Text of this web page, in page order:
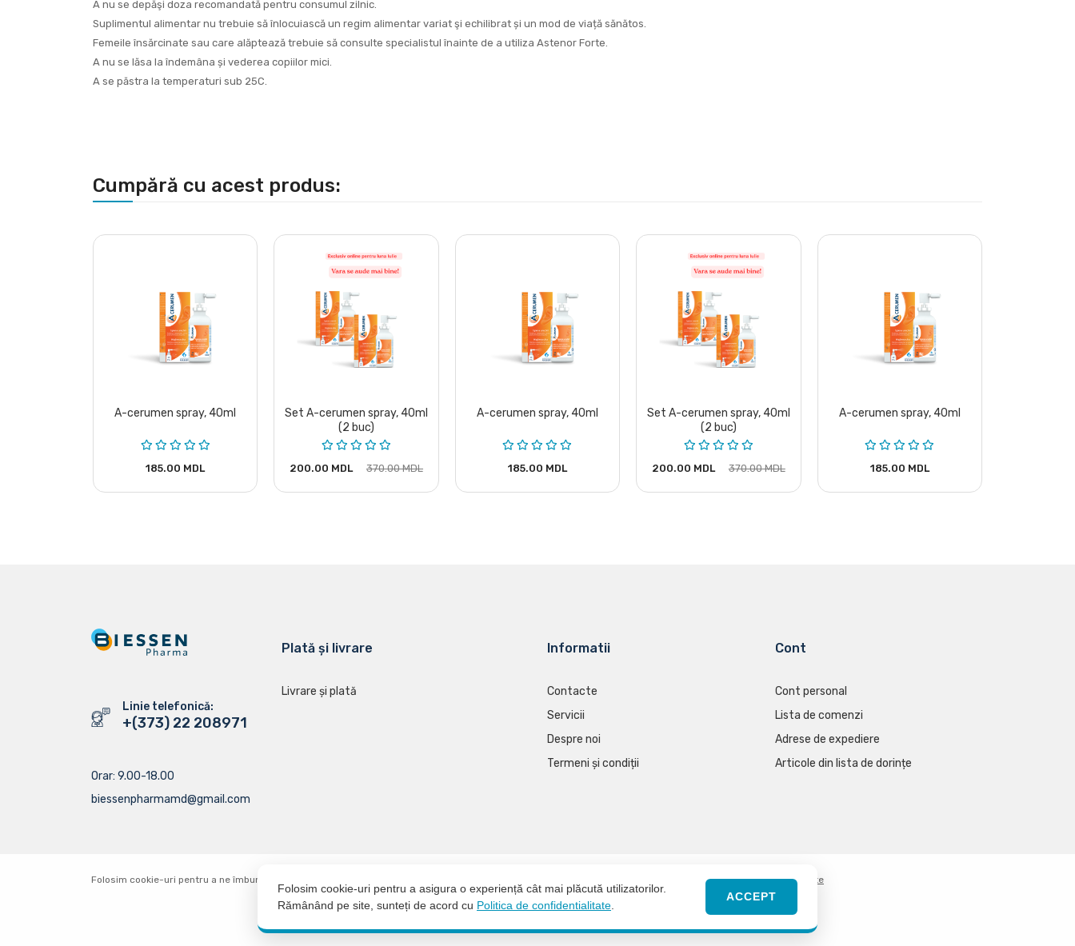
A nu se depăşi doza recomandată pentru consumul zilnic.
Suplimentul alimentar nu trebuie să înlocuiască un regim alimentar variat şi echilibrat și un mod de viață sănătos.
Femeile însărcinate sau care alăptează trebuie să consulte specialistul înainte de a utiliza Astenor Forte.
A nu se lăsa la îndemâna și vederea copiilor mici.
A se păstra la temperaturi sub 25C.
Cumpără cu acest produs:
A-cerumen spray, 40ml
185.00 MDL
Set A-cerumen spray, 40ml
(2 buc)
200.00 MDL 370.00 MDL
A-cerumen spray, 40ml
185.00 MDL
Set A-cerumen spray, 40ml
(2 buc)
200.00 MDL 370.00 MDL
A-cerumen spray, 40ml
185.00 MDL
Folosim cookie-uri pentru a ne îmbunătăți serviciul. Continuarea navigării este considerată acceptare a politicii privind cookie-urile. Politica de confidențialitate
Accept
Linie telefonică:
+(373) 22 208971
Orar: 9.00-18.00
biessenpharmamd@gmail.com
Plată și livrare
Livrare și plată
Informatii
Contacte
Servicii
Despre noi
Termeni și condiții
Cont
Cont personal
Lista de comenzi
Adrese de expediere
Articole din lista de dorințe
Folosim cookie-uri pentru a asigura o experiență cât mai plăcută utilizatorilor.
Rămânând pe site, sunteți de acord cu Politica de confidentialitate
ACCEPT